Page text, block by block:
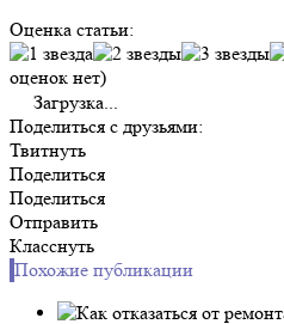
Оценка статьи:
оценок нет)
Загрузка...
Поделиться с друзьями:
Твитнуть
Поделиться
Поделиться
Отправить
Класснуть
Похожие публикации